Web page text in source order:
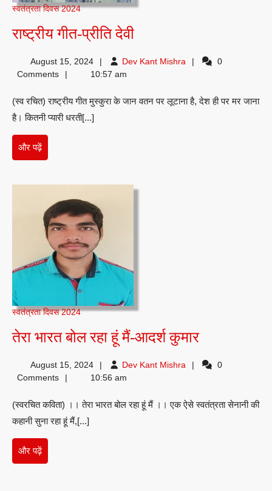
स्वतंत्रता दिवस 2024
राष्ट्रीय गीत-प्रीति देवीराष्ट्रीय
प्रीति
August 15, 2024 Dev Kant Mishra Dev
0
Comments
10:57 am
(स्व रचित) राष्ट्रीय गीत मुस्कुरा के जान वतन पर लूटाना है, देश ही पर मर जाना
है। कितनी प्यारी धरती[...]
और पढ़ेंऔर
पढ़ें
स्वतंत्रता दिवस 2024
तेरा भारत बोल रहा हूं मैं-आदर्श कुमारतेरा
बोल
हूं
August 15, 2024 Dev Kant Mishra Dev
0
Comments
10:56 am
(स्वरचित कविता) ।। तेरा भारत बोल रहा हूं मैं ।। एक ऐसे स्वतंत्रता सेनानी की
कहानी सुना रहा हूं मैं,[...]
और पढ़ेंऔर
पढ़ें